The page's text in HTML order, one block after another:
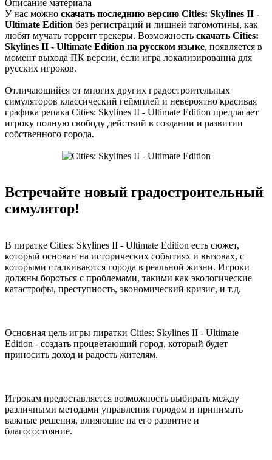
Описание материала
У нас можно скачать последнию версию Cities: Skylines II -
Ultimate Edition без регистраций и лишней тягомотины, как
любят мучать торрент трекеры. Возможность скачать Cities:
Skylines II - Ultimate Edition на русском языке, появляется в
момент выхода ПК версии, если игра локализированна для
русских игроков.
Отличающийся от многих других градостроительных
симуляторов классический геймплей и невероятно красивая
графика репака Cities: Skylines II - Ultimate Edition предлагает
игроку полную свободу действий в создании и развитии
собственного города.
Встречайте новый градостроительный
симулятор!
В пиратке Cities: Skylines II - Ultimate Edition есть сюжет,
который основан на исторических событиях и вызовах, с
которыми сталкиваются города в реальной жизни. Игроки
должны бороться с проблемами, такими как экологические
катастрофы, преступность, экономический кризис, и т.д.
Основная цель игры пиратки Cities: Skylines II - Ultimate
Edition - создать процветающий город, который будет
приносить доход и радость жителям.
Игрокам предоставляется возможность выбирать между
различными методами управления городом и принимать
важные решения, влияющие на его развитие и
благосостояние.